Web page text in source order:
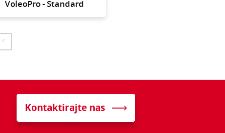
VoleoPro - Standard
Kontaktirajte nas